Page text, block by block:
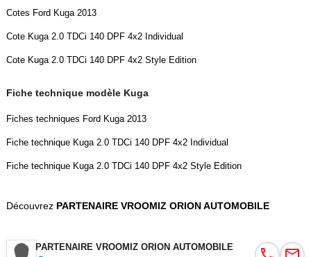
– Jantes acier 17’’ avec enjoliveurs
– Éclairage intérieur LED avec extinction progressive
– Grille de calandre active (optimisation aéro / conso)
📐 Caractéristiques techniques :
– Moteur 2.0 TDCI – 140 ch – 320 Nm
– Boîte manuelle – Traction avant
– Vitesse max : 190 km/h
– Norme Euro 5
– Consommation mixte : 5,3 L / 100 km
Cotes Ford Kuga 2013
Cote Kuga 2.0 TDCi 140 DPF 4x2 Individual
Cote Kuga 2.0 TDCi 140 DPF 4x2 Style Edition
Fiche technique modèle Kuga
Fiches techniques Ford Kuga 2013
Fiche technique Kuga 2.0 TDCi 140 DPF 4x2 Individual
Fiche technique Kuga 2.0 TDCi 140 DPF 4x2 Style Edition
Découvrez PARTENAIRE VROOMIZ ORION AUTOMOBILE
PARTENAIRE VROOMIZ ORION AUTOMOBILE